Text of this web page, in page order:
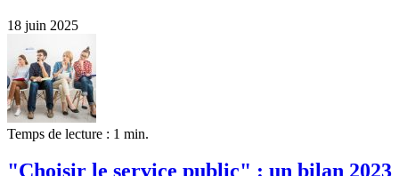
18 juin 2025
Temps de lecture : 1 min.
"Choisir le service public" : un bilan 2023